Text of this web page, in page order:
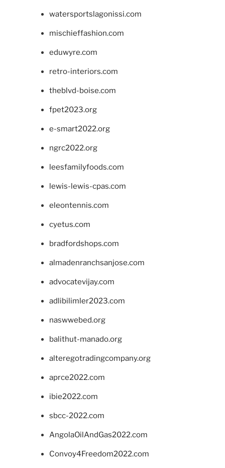
watersportslagonissi.com
mischieffashion.com
eduwyre.com
retro-interiors.com
theblvd-boise.com
fpet2023.org
e-smart2022.org
ngrc2022.org
leesfamilyfoods.com
lewis-lewis-cpas.com
eleontennis.com
cyetus.com
bradfordshops.com
almadenranchsanjose.com
advocatevijay.com
adlibilimler2023.com
naswwebed.org
balithut-manado.org
alteregotradingcompany.org
aprce2022.com
ibie2022.com
sbcc-2022.com
AngolaOilAndGas2022.com
Convoy4Freedom2022.com